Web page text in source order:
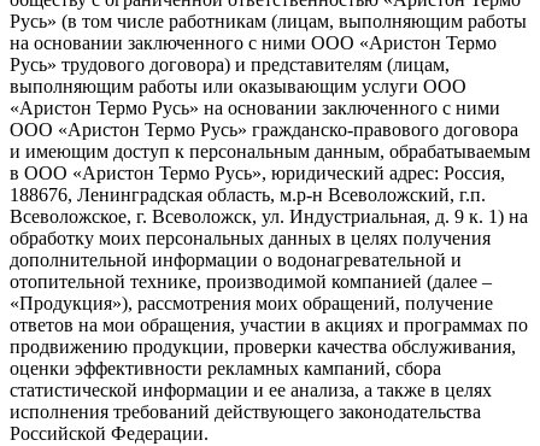
Русь» (в том числе работникам (лицам, выполняющим работы
на основании заключенного с ними ООО «Аристон Термо
Русь» трудового договора) и представителям (лицам,
выполняющим работы или оказывающим услуги ООО
«Аристон Термо Русь» на основании заключенного с ними
ООО «Аристон Термо Русь» гражданско-правового договора
и имеющим доступ к персональным данным, обрабатываемым
в ООО «Аристон Термо Русь», юридический адрес: Россия,
188676, Ленинградская область, м.р-н Всеволожский, г.п.
Всеволожское, г. Всеволожск, ул. Индустриальная, д. 9 к. 1) на
обработку моих персональных данных в целях получения
дополнительной информации о водонагревательной и
отопительной технике, производимой компанией (далее –
«Продукция»), рассмотрения моих обращений, получение
ответов на мои обращения, участии в акциях и программах по
продвижению продукции, проверки качества обслуживания,
оценки эффективности рекламных кампаний, сбора
статистической информации и ее анализа, а также в целях
исполнения требований действующего законодательства
Российской Федерации.